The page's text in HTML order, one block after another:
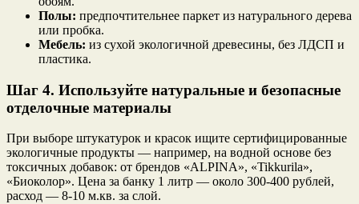
Полы: предпочтительнее паркет из натурального дерева
или пробка.
Мебель: из сухой экологичной древесины, без ЛДСП и
пластика.
Шаг 4. Используйте натуральные и безопасные
отделочные материалы
При выборе штукатурок и красок ищите сертифицированные
экологичные продукты — например, на водной основе без
токсичных добавок: от брендов «ALPINA», «Tikkurila»,
«Биоколор». Цена за банку 1 литр — около 300-400 рублей,
расход — 8-10 м.кв. за слой.